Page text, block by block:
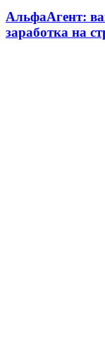
АльфаАгент:
заработка на